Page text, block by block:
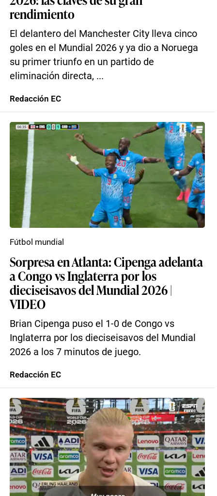
rendimiento
El delantero del Manchester City lleva cinco
goles en el Mundial 2026 y ya dio a Noruega
su primer triunfo en un partido de
eliminación directa, ...
Redacción EC
Sorpresa en Atlanta: Cipenga adelanta
a Congo vs Inglaterra por los
dieciseisavos del Mundial 2026 |
VIDEO
Brian Cipenga puso el 1-0 de Congo vs
Inglaterra por los dieciseisavos del Mundial
2026 a los 7 minutos de juego.
Fútbol mundial
Redacción EC